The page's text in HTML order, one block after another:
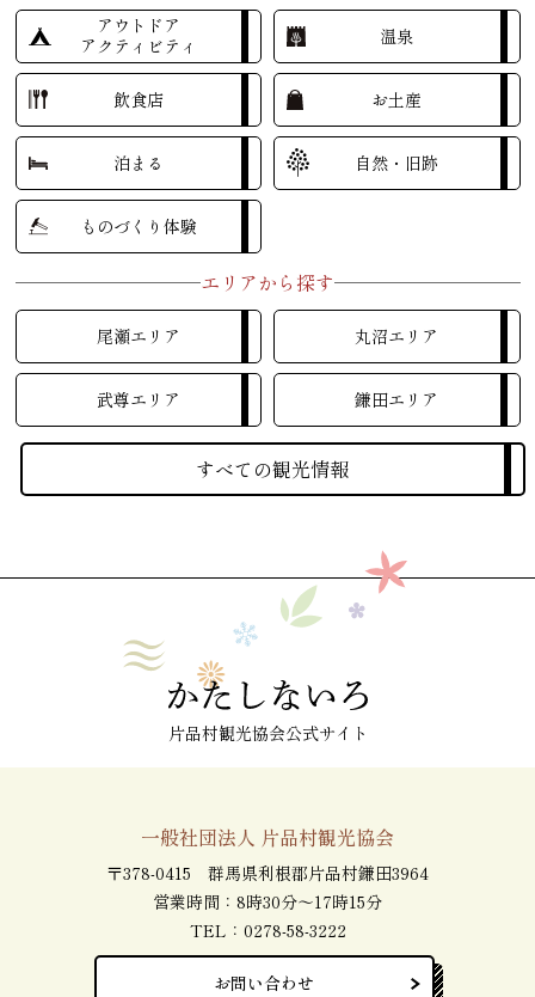
アウトドア
アクティビティ
温泉
泊まる 自然・旧跡
飲食店 お土産
ものづくり体験
エリアから探す
尾瀬エリア 丸沼エリア
武尊エリア 鎌田エリア
すべての観光情報
片品村観光協会公式サイト
一般社団法人 片品村観光協会
〒378-0415 群馬県利根郡片品村鎌田3964
営業時間：8時30分～17時15分
TEL： 0278-58-3222
お問い合わせ